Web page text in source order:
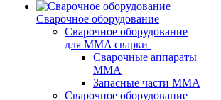
Сварочное оборудование
Сварочное оборудование
для MMA сварки
Сварочные аппараты
MMA
Запасные части MMA
Сварочное оборудование